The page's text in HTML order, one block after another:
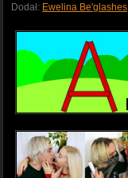
Dodał: Ewelina Be'glashes